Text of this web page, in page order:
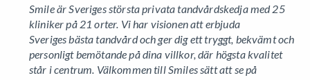
Smile är Sveriges största privata tandvårdskedja med 25
kliniker på 21 orter. Vi har visionen att erbjuda
Sveriges bästa tandvård och ger dig ett tryggt, bekvämt och
personligt bemötande på dina villkor, där högsta kvalitet
står i centrum. Välkommen till Smiles sätt att se på